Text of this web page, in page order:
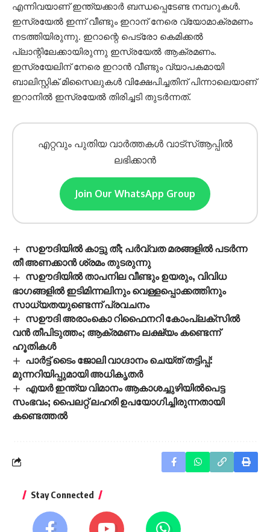
എന്നിവയാണ് ഇന്ത്യക്കാര്‍ ബന്ധപ്പെടേണ്ട നമ്പറുകള്‍.
ഇസ്രയേല്‍ ഇന്ന് വീണ്ടും ഇറാന് നേരെ വ്യോമാക്രമണം
നടത്തിയിരുന്നു. ഇറാന്റെ പെട്രോ കെമിക്കല്‍
പ്ലാന്റിലേക്കായിരുന്നു ഇസ്രയേല്‍ ആക്രമണം.
ഇസ്രയേലിന് നേരെ ഇറാന്‍ വീണ്ടും വ്യാപകമായി
ബാലിസ്റ്റിക് മിസൈലുകള്‍ വിക്ഷേപിച്ചതിന് പിന്നാലെയാണ്
ഇറാനില്‍ ഇസ്രയേല്‍ തിരിച്ചടി തുടര്‍ന്നത്.
എറ്റവും പുതിയ വാർത്തകൾ വാട്സ്ആപ്പിൽ
ലഭിക്കാൻ
Join Our WhatsApp Group
സഊദിയിൽ കാട്ടു തീ; പർവ്വത മരങ്ങളിൽ പടർന്ന
തീ അണക്കാൻ ശ്രമം തുടരുന്നു
സഊദിയിൽ താപനില വീണ്ടും ഉയരും, വിവിധ
ഭാഗങ്ങളിൽ ഇടിമിന്നലിനും വെള്ളപ്പൊക്കത്തിനും
സാധ്യതയുണ്ടെന്ന് പ്രവചനം
സഊദി അരാംകൊ റിഫൈനറി കോംപ്ലക്സിൽ
വൻ തീപിടുത്തം; ആക്രമണം ലക്ഷ്യം കണ്ടെന്ന്
ഹൂതികൾ
പാർട്ട് ടൈം ജോലി വാഗ്ദാനം ചെയ്ത്‌ തട്ടിപ്പ്‌:
മുന്നറിയിപ്പുമായി അധികൃതർ
എയര്‍ ഇന്ത്യ വിമാനം ആകാശച്ചുഴിയില്‍പെട്ട
സംഭവം; പൈലറ്റ് ലഹരി ഉപയോഗിച്ചിരുന്നതായി
കണ്ടെത്തല്‍
Stay Connected